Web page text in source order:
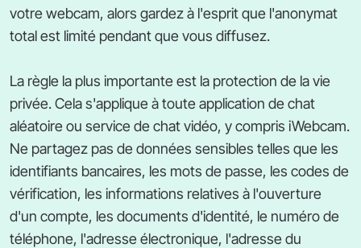
votre webcam, alors gardez à l'esprit que l'anonymat
total est limité pendant que vous diffusez.
La règle la plus importante est la protection de la vie
privée. Cela s'applique à toute application de chat
aléatoire ou service de chat vidéo, y compris iWebcam.
Ne partagez pas de données sensibles telles que les
identifiants bancaires, les mots de passe, les codes de
vérification, les informations relatives à l'ouverture
d'un compte, les documents d'identité, le numéro de
téléphone, l'adresse électronique, l'adresse du